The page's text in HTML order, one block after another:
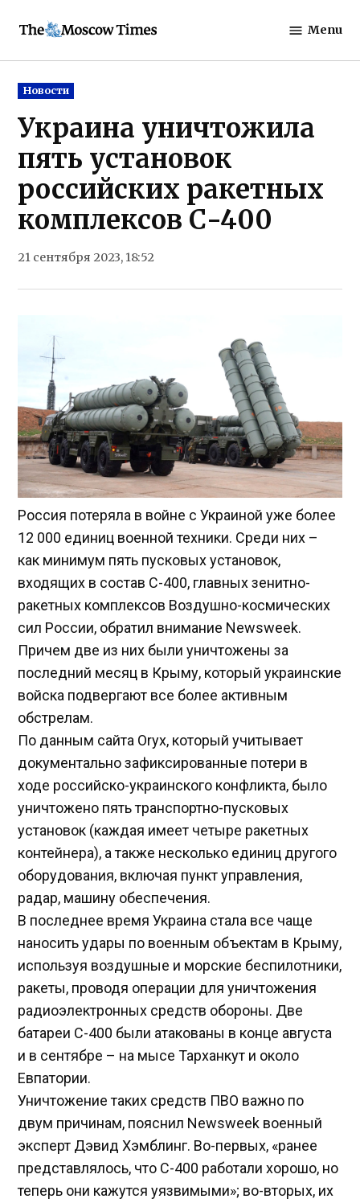
Moscow
Menu
Posted
in
Новости
Украина уничтожила
пять установок
российских ракетных
комплексов С-400
21 сентября 2023, 18:52
Россия потеряла в войне с Украиной уже более
12 000 единиц военной техники. Среди них –
как минимум пять пусковых установок,
входящих в состав С-400, главных зенитно-
ракетных комплексов Воздушно-космических
сил России, обратил внимание Newsweek.
Причем две из них были уничтожены за
последний месяц в Крыму, который украинские
войска подвергают все более активным
обстрелам.
По данным сайта Oryx, который учитывает
документально зафиксированные потери в
ходе российско-украинского конфликта, было
уничтожено пять транспортно-пусковых
установок (каждая имеет четыре ракетных
контейнера), а также несколько единиц другого
оборудования, включая пункт управления,
радар, машину обеспечения.
В последнее время Украина стала все чаще
наносить удары по военным объектам в Крыму,
используя воздушные и морские беспилотники,
ракеты, проводя операции для уничтожения
радиоэлектронных средств обороны. Две
батареи С-400 были атакованы в конце августа
и в сентябре – на мысе Тарханкут и около
Евпатории.
Уничтожение таких средств ПВО важно по
двум причинам, пояснил Newsweek военный
эксперт Дэвид Хэмблинг. Во-первых, «ранее
представлялось, что С-400 работали хорошо, но
теперь они кажутся уязвимыми»; во-вторых, их